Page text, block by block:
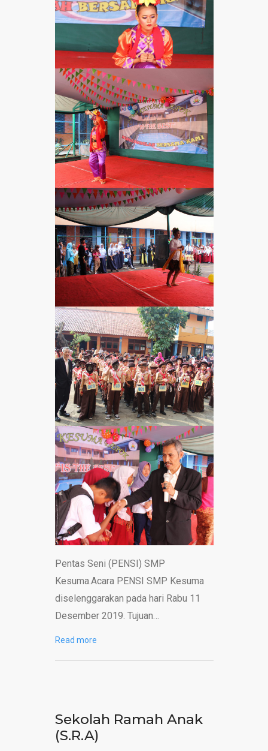
Pentas Seni (PENSI) SMP
Kesuma.Acara PENSI SMP Kesuma
diselenggarakan pada hari Rabu 11
Desember 2019. Tujuan…
Read more
Sekolah Ramah Anak
(S.R.A)